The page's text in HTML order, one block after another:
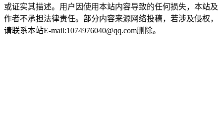
或证实其描述。用户因使用本站内容导致的任何损失，本站及
作者不承担法律责任。部分内容来源网络投稿，若涉及侵权，
请联系本站E-mail:1074976040@qq.com删除。